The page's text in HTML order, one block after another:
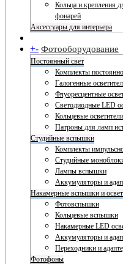
Кольца и крепления
фонарей
Аксессуары для интерьера
+- Фотооборудование
Постоянный свет
Комплекты
Галогенные
Флуоресцентные
Светодиодные LED
Кольцевые осветители
Патроны для ламп
Студийные вспышки
Комплекты
Студийные
Лампы вспышки
Аккумуляторы и
Накамерные вспышки и
Фотовспышки
Кольцевые вспышки
Накамерные LED
Аккумуляторы и
Переходники и
Фотофоны